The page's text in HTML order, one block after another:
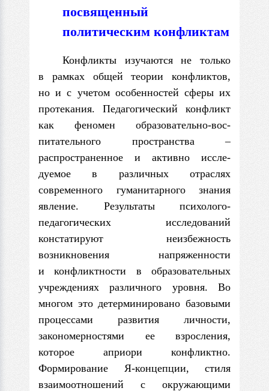
посвященный
политическим конфликтам
Конфликты изучаются не только
в рамках общей теории кон­фликтов,
но и с учетом особенностей сферы их
протекания. Педагогический конфликт
как феномен образовательно-вос­
питательного пространства –
распространенное и активно иссле­
дуемое в различных отраслях
современного гуманитарного зна­ния
явление. Результаты психолого-
педагогических исследований
констатируют неизбежность
возникновения напряженности
и конфликтности в образовательных
учреждениях различного уровня. Во
многом это детерминировано базовыми
процессами развития личности,
закономерностями ее взросления,
которое априори конфликтно.
Формирование Я-концепции, стиля
взаи­моотношений с окружающими